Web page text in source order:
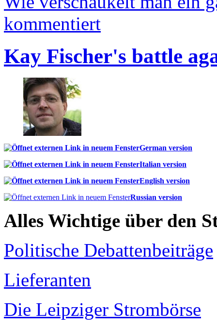
kommentiert
Kay Fischer's battle
German version
Italian version
English version
Russian version
Alles Wichtige über den
Politische Debattenbeiträge
Lieferanten
Die Leipziger Strombörse